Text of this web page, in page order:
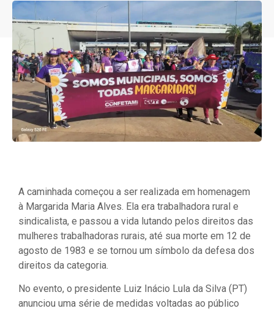
A caminhada começou a ser realizada em homenagem
à Margarida Maria Alves. Ela era trabalhadora rural e
sindicalista, e passou a vida lutando pelos direitos das
mulheres trabalhadoras rurais, até sua morte em 12 de
agosto de 1983 e se tornou um símbolo da defesa dos
direitos da categoria.
No evento, o presidente Luiz Inácio Lula da Silva (PT)
anunciou uma série de medidas voltadas ao público